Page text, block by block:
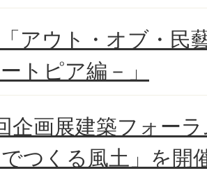
アウト・オブ・民
トピア編－」
企画展建築フォー
つくる風土」を開